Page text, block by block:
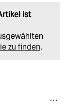
ist
zu finden.